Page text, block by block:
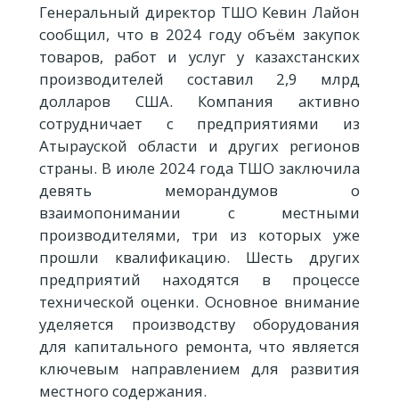
Генеральный директор ТШО Кевин Лайон
сообщил, что в 2024 году объём закупок
товаров, работ и услуг у казахстанских
производителей составил 2,9 млрд
долларов США. Компания активно
сотрудничает с предприятиями из
Атырауской области и других регионов
страны. В июле 2024 года ТШО заключила
девять меморандумов о
взаимопонимании с местными
производителями, три из которых уже
прошли квалификацию. Шесть других
предприятий находятся в процессе
технической оценки. Основное внимание
уделяется производству оборудования
для капитального ремонта, что является
ключевым направлением для развития
местного содержания.